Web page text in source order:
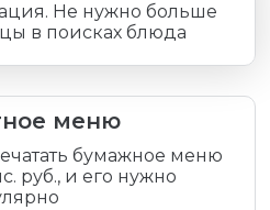
Не нужно больше
в поисках блюда
меню
бумажное меню
руб., и его нужно